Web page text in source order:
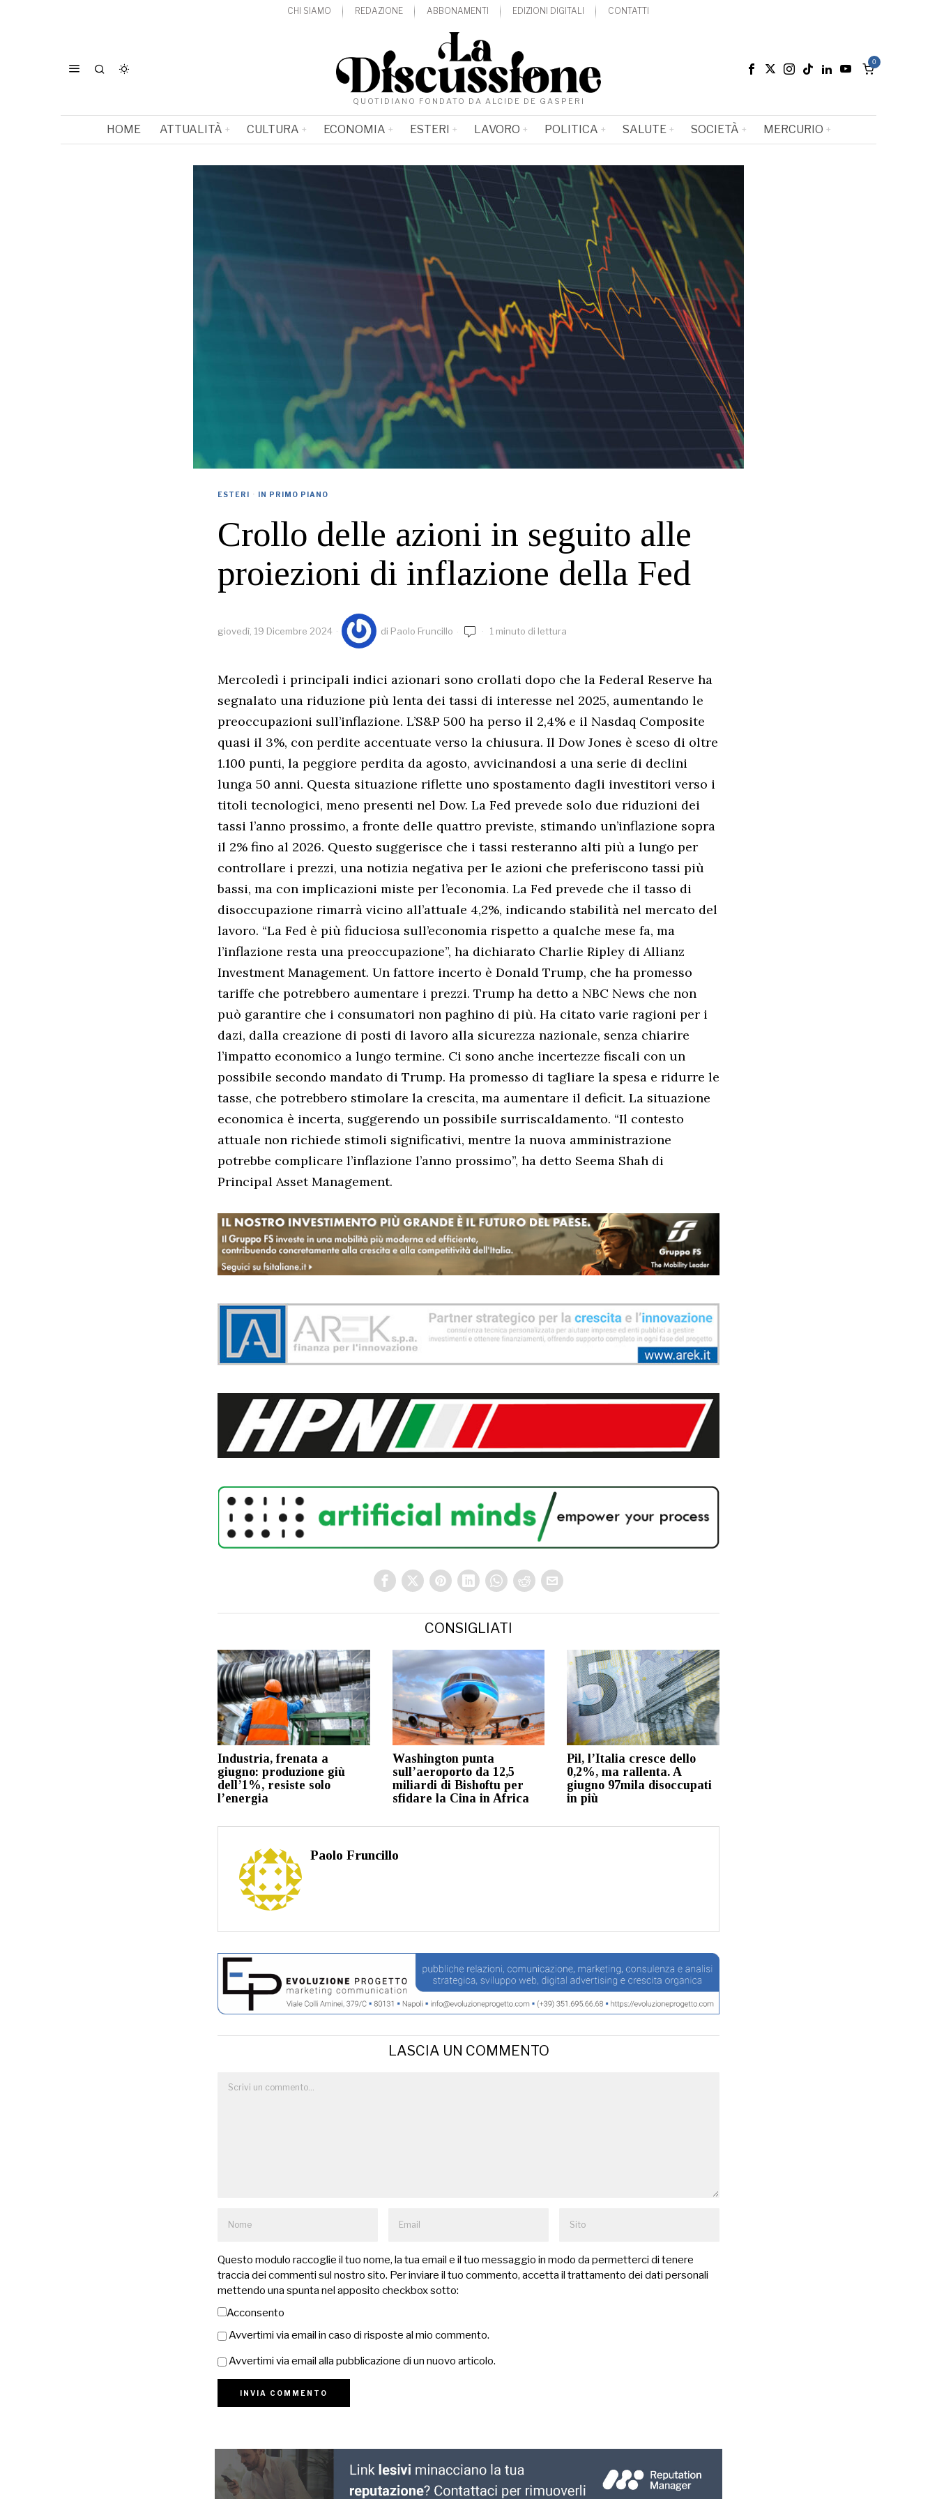
CHI SIAMO REDAZIONE ABBONAMENTI EDIZIONI DIGITALI CONTATTI
QUOTIDIANO FONDATO DA ALCIDE DE GASPERI
0
HOME ATTUALITÀ CULTURA ECONOMIA ESTERI LAVORO POLITICA SALUTE SOCIETÀ MERCURIO
ESTERI · IN PRIMO PIANO
Crollo delle azioni in seguito alle
proiezioni di inflazione della Fed
giovedì, 19 Dicembre 2024 di Paolo Fruncillo 1 minuto di lettura
Mercoledì i principali indici azionari sono crollati dopo che la Federal Reserve ha
segnalato una riduzione più lenta dei tassi di interesse nel 2025, aumentando le
preoccupazioni sull’inflazione. L’S&P 500 ha perso il 2,4% e il Nasdaq Composite
quasi il 3%, con perdite accentuate verso la chiusura. Il Dow Jones è sceso di oltre
1.100 punti, la peggiore perdita da agosto, avvicinandosi a una serie di declini
lunga 50 anni. Questa situazione riflette uno spostamento dagli investitori verso i
titoli tecnologici, meno presenti nel Dow. La Fed prevede solo due riduzioni dei
tassi l’anno prossimo, a fronte delle quattro previste, stimando un’inflazione sopra
il 2% fino al 2026. Questo suggerisce che i tassi resteranno alti più a lungo per
controllare i prezzi, una notizia negativa per le azioni che preferiscono tassi più
bassi, ma con implicazioni miste per l’economia. La Fed prevede che il tasso di
disoccupazione rimarrà vicino all’attuale 4,2%, indicando stabilità nel mercato del
lavoro. “La Fed è più fiduciosa sull’economia rispetto a qualche mese fa, ma
l’inflazione resta una preoccupazione”, ha dichiarato Charlie Ripley di Allianz
Investment Management. Un fattore incerto è Donald Trump, che ha promesso
tariffe che potrebbero aumentare i prezzi. Trump ha detto a NBC News che non
può garantire che i consumatori non paghino di più. Ha citato varie ragioni per i
dazi, dalla creazione di posti di lavoro alla sicurezza nazionale, senza chiarire
l’impatto economico a lungo termine. Ci sono anche incertezze fiscali con un
possibile secondo mandato di Trump. Ha promesso di tagliare la spesa e ridurre le
tasse, che potrebbero stimolare la crescita, ma aumentare il deficit. La situazione
economica è incerta, suggerendo un possibile surriscaldamento. “Il contesto
attuale non richiede stimoli significativi, mentre la nuova amministrazione
potrebbe complicare l’inflazione l’anno prossimo”, ha detto Seema Shah di
Principal Asset Management.
CONSIGLIATI
Industria, frenata a
giugno: produzione giù
dell’1%, resiste solo
l’energia
Washington punta
sull’aeroporto da 12,5
miliardi di Bishoftu per
sfidare la Cina in Africa
Pil, l’Italia cresce dello
0,2%, ma rallenta. A
giugno 97mila disoccupati
in più
Paolo Fruncillo
LASCIA UN COMMENTO
Questo modulo raccoglie il tuo nome, la tua email e il tuo messaggio in modo da permetterci di tenere
traccia dei commenti sul nostro sito. Per inviare il tuo commento, accetta il trattamento dei dati personali
mettendo una spunta nel apposito checkbox sotto:
Acconsento
Avvertimi via email in caso di risposte al mio commento.
Avvertimi via email alla pubblicazione di un nuovo articolo.